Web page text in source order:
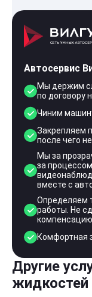
Автосервис
Мы держим
по договору
Чиним
Закрепляем
после чего
Мы за
за
вместе с
Определяем
работы. Не
Комфортная
Другие
жидкостей